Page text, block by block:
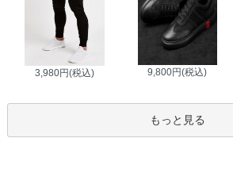
3,980円(税込) 9,800円(税込)
もっと見る